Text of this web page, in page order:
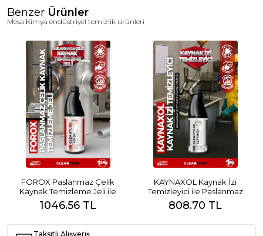
edin!
Benzer Ürünler
Mesa Kimya endüstriyel temizlik ürünleri
FOROX Paslanmaz Çelik
Kaynak Temizleme Jeli ile
Maksimum Verim
1046.56 TL
KAYNAXOL Kaynak İzi
Temizleyici ile Paslanmaz
Yüzeylerde Güvenli Temizlik
808.70 TL
Taksitli Alışveriş